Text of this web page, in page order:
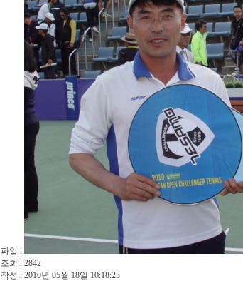
파일 :
조회 : 2842
작성 : 2010년 05월 18일 10:18:23